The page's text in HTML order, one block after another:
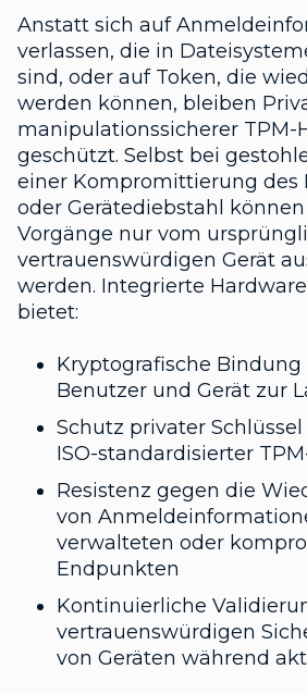
Anstatt sich auf
verlassen, die in
sind, oder auf Token, die
werden können, bleiben
manipulationssicherer TPM-
geschützt. Selbst bei
einer Kompromittierung des
oder Gerätediebstahl
Vorgänge nur vom
vertrauenswürdigen Gerät
werden. Integrierte
bietet:
Kryptografische Bindung
Benutzer und Gerät zur
Schutz privater
ISO-standardisierter
Resistenz gegen die
von
verwalteten oder
Endpunkten
Kontinuierliche
vertrauenswürdigen
von Geräten während